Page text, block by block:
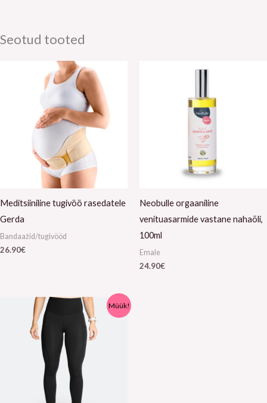
Seotud tooted
Meditsiiniline tugivöö rasedatele
Gerda
Bandaažid/tugivööd
26.90€
Neobulle orgaaniline
venituasarmide vastane nahaõli,
100ml
Emale
24.90€
Müük!
Algne
hind
oli:
64.90€.
Praegune
55.90€.